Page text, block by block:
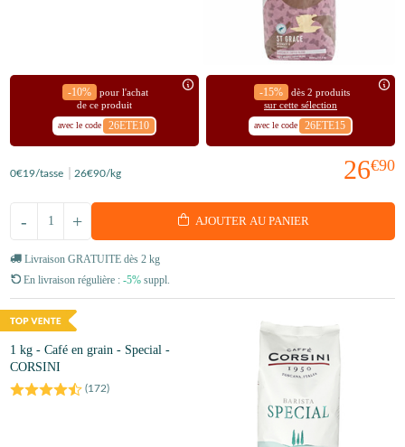
-10%
pour l'achat
de ce produit
avec le code 26ETE10
-15%
dès 2 produits
sur cette sélection
avec le code 26ETE15
26€90
0€19/tasse 26€90/kg
+
- AJOUTER AU PANIER
Livraison GRATUITE dès 2 kg
En livraison régulière : -5% suppl.
1 kg - Café en grain - Special -
CORSINI
(172)